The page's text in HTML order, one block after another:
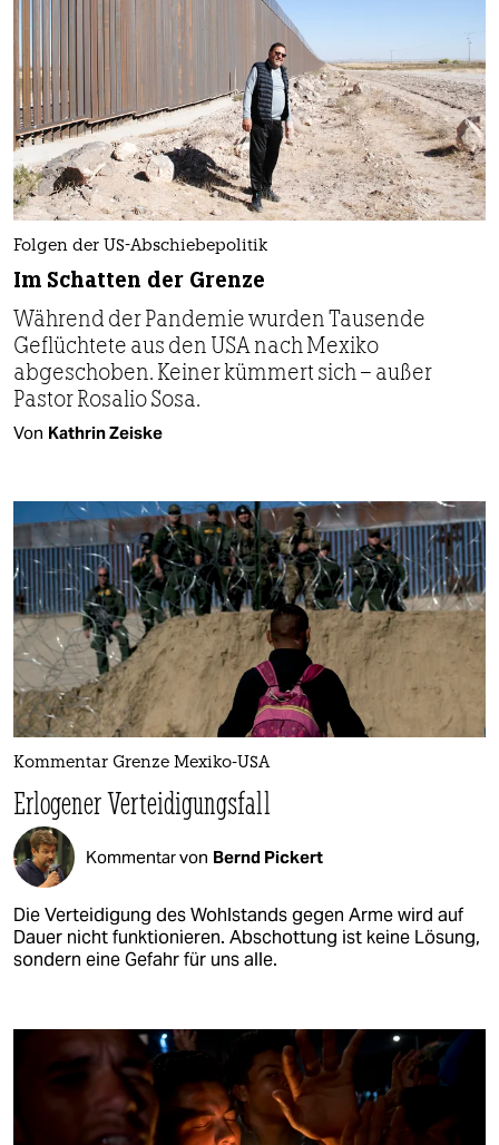
Folgen der US-Abschiebepolitik
Im Schatten der Grenze
Während der Pandemie wurden Tausende
Geflüchtete aus den USA nach Mexiko
abgeschoben. Keiner kümmert sich – außer
Pastor Rosalio Sosa.
Von Kathrin Zeiske
Kommentar Grenze Mexiko-USA
Erlogener Verteidigungsfall
Kommentar von Bernd Pickert
Die Verteidigung des Wohlstands gegen Arme wird auf
Dauer nicht funktionieren. Abschottung ist keine Lösung,
sondern eine Gefahr für uns alle.